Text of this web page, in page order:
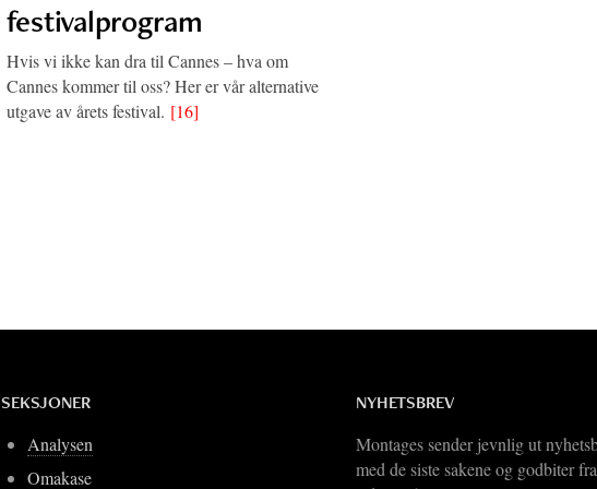
festivalprogram
Hvis vi ikke kan dra til Cannes – hva om
Cannes kommer til oss? Her er vår alternative
utgave av årets festival. [16]
SEKSJONER
Analysen
Omakase
NYHETSBREV
Montages sender jevnlig ut
med de siste sakene og godbiter fra